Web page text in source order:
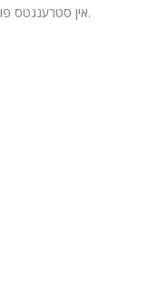
אין סטרענגטס פון 0.125 מג, 0.25 מג, 0.5 מג, 1 מג, און 2 מג.